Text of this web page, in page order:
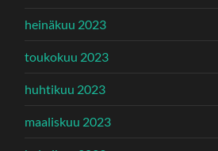
heinäkuu 2023
toukokuu 2023
huhtikuu 2023
maaliskuu 2023